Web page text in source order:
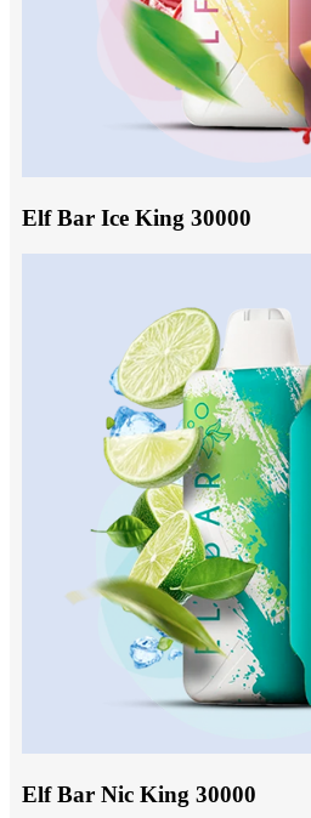
Elf Bar Ice King 30000
Elf Bar Nic King 30000